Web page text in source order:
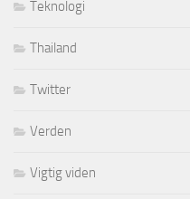
Teknologi
Thailand
Twitter
Verden
Vigtig viden